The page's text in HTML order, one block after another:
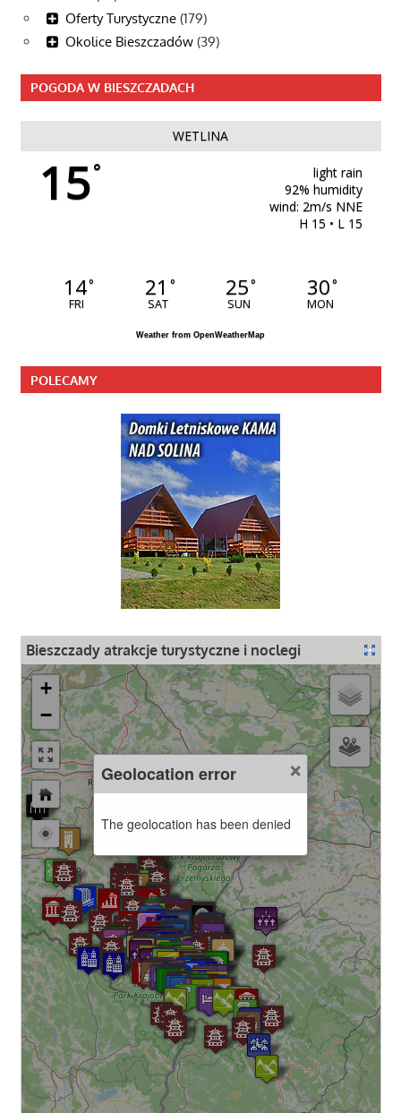
Oferty Turystyczne (179)
Okolice Bieszczadów (39)
POGODA W BIESZCZADACH
WETLINA
15°
light rain
92% humidity
wind: 2m/s NNE
H 15 • L 15
14°
FRI
21 °
SAT
25°
SUN
30°
MON
Weather from OpenWeatherMap
POLECAMY
Bieszczady atrakcje turystyczne i noclegi
+
−
×
Geolocation error
The geolocation has been denied